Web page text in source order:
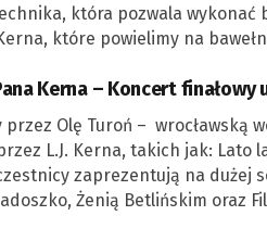
która pozwala wykonać
które powielimy na
Kerna – Koncert
przez Olę Turoń –
L.J. Kerna, takich jak: Lato
zaprezentują na dużej
Żenią Betlińskim oraz